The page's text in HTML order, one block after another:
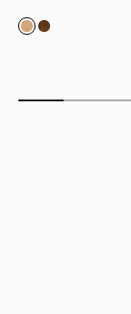
ホワイトオーク
ウォルナット